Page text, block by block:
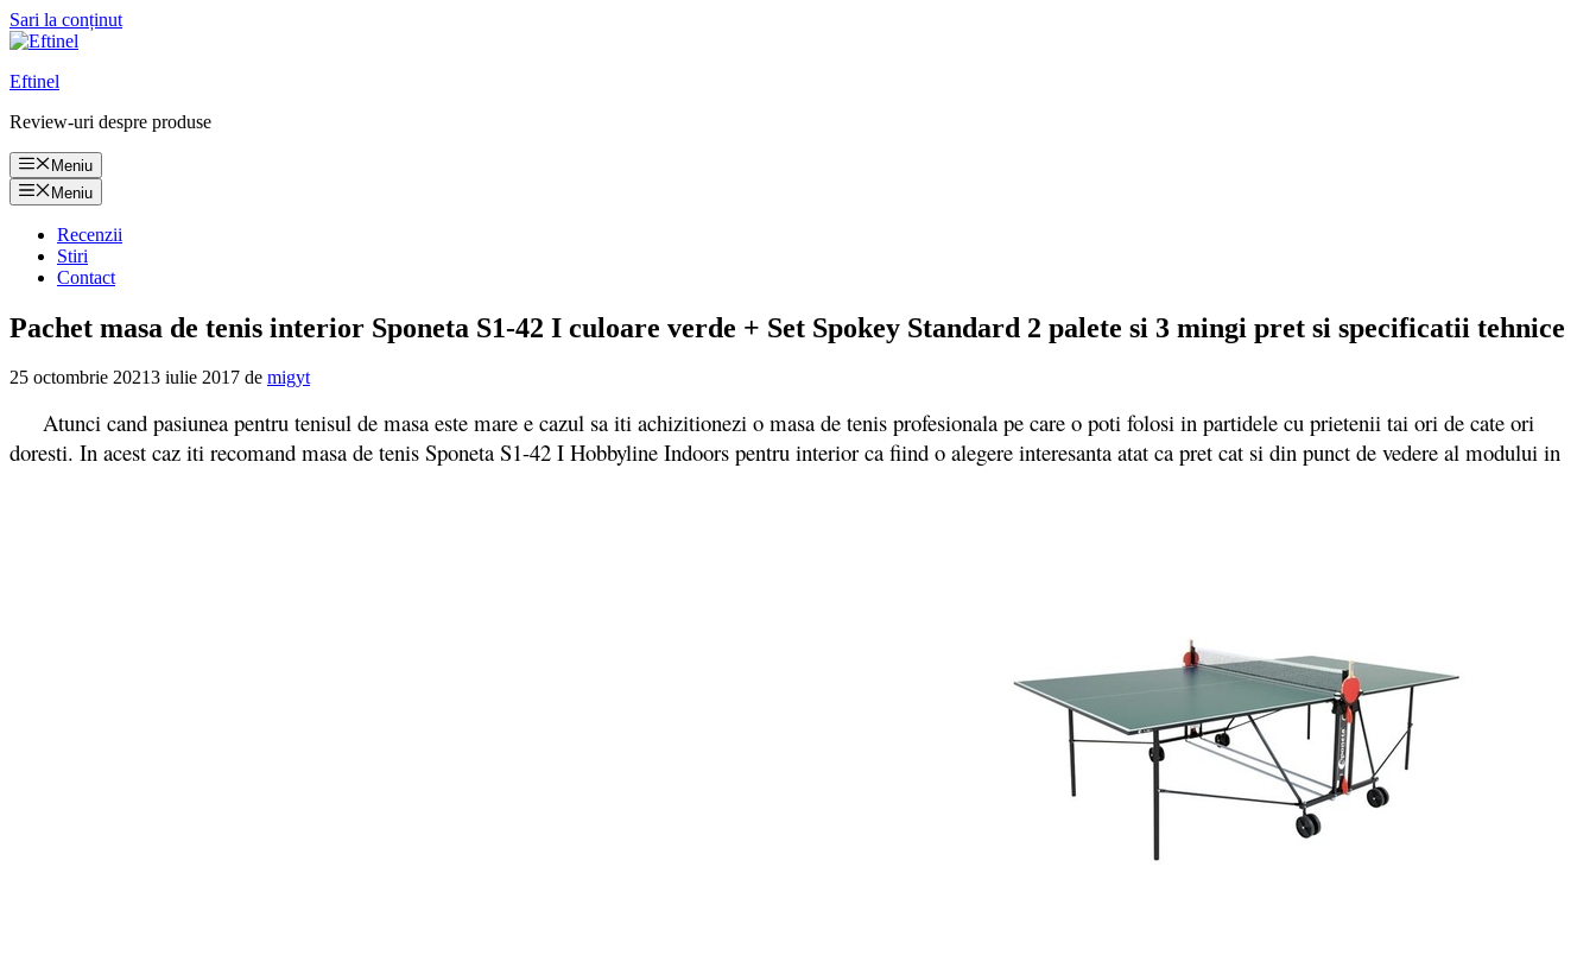
Sari la conținut
Eftinel
Review-uri despre produse
Meniu
Meniu
Recenzii
Stiri
Contact
Pachet masa de tenis interior Sponeta S1-42 I culoare verde + Set Spokey Standard 2 palete si 3 mingi pret si specificatii tehnice
25 octombrie 20213 iulie 2017 de migyt
Atunci cand pasiunea pentru tenisul de masa este mare e cazul sa iti achizitionezi o masa de tenis profesionala pe care o poti folosi in partidele cu prietenii tai ori de cate ori
doresti. In acest caz iti recomand masa de tenis Sponeta S1-42 I Hobbyline Indoors pentru interior ca fiind o alegere interesanta atat ca pret cat si din punct de vedere al modului in